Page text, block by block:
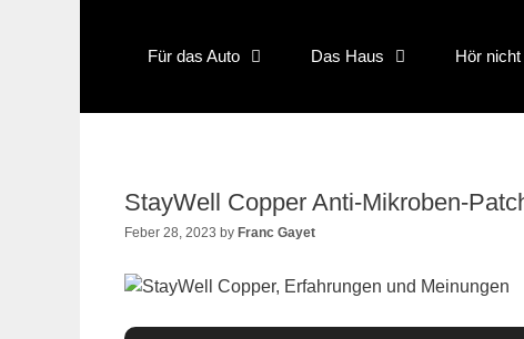
Für das Auto Das Haus Hör nicht
StayWell Copper Anti-Mikroben-
Feber 28, 2023 by Franc Gayet